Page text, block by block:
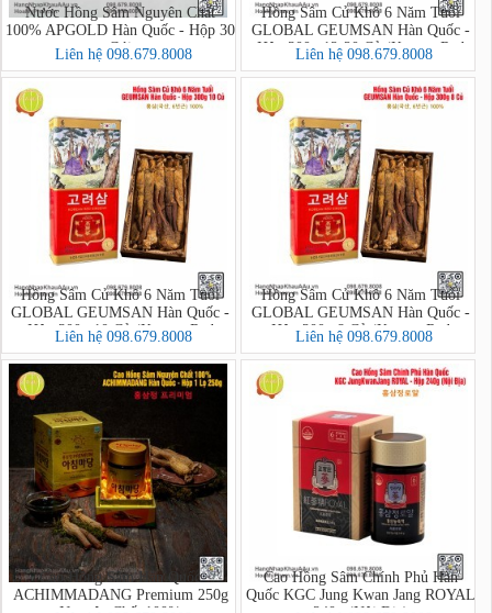
Nước Hồng Sâm Nguyên Chất
100% APGOLD Hàn Quốc - Hộp 30
Gói
Liên hệ 098.679.8008
Hồng Sâm Củ Khô 6 Năm Tuổi
GLOBAL GEUMSAN Hàn Quốc -
Hộp 300g 12-20 Củ (Korean Red
Ginseng)
Liên hệ 098.679.8008
Hồng Sâm Củ Khô 6 Năm Tuổi
GLOBAL GEUMSAN Hàn Quốc -
Hộp 300g 10 Củ (Korean Red
Ginseng)
Liên hệ 098.679.8008
Hồng Sâm Củ Khô 6 Năm Tuổi
GLOBAL GEUMSAN Hàn Quốc -
Hộp 300g 8 Củ (Korean Red
Ginseng)
Liên hệ 098.679.8008
Cao Hồng Sâm Hàn Quốc
ACHIMMADANG Premium 250g
Cao Hồng Sâm Chính Phủ Hàn
Quốc KGC Jung Kwan Jang ROYAL